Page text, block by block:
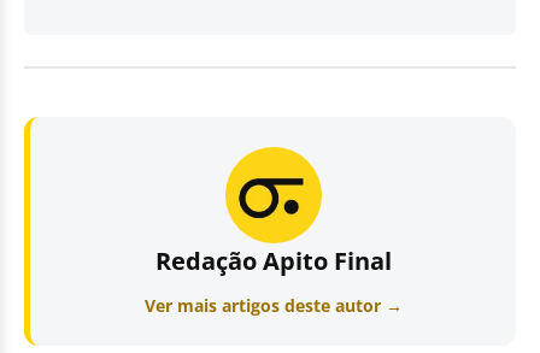
Redação Apito Final
Ver mais artigos deste autor →